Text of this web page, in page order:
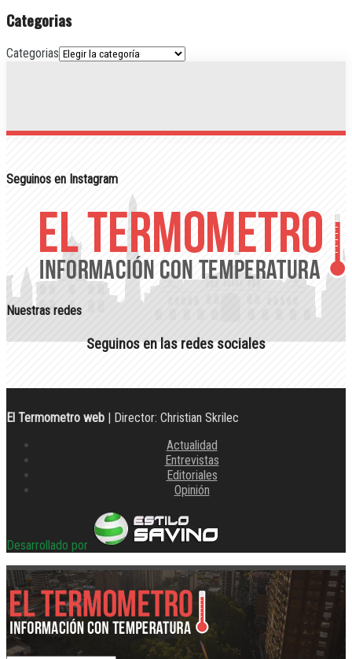
Categorias
Categorias
Seguinos en Instagram
Nuestras redes
Seguinos en las redes sociales
El Termometro web | Director: Christian Skrilec
Actualidad
Entrevistas
Editoriales
Opinión
Desarrollado por